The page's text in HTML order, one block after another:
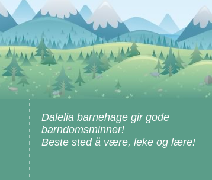
Dalelia barnehage gir gode
barndomsminner!
Beste sted å være, leke og lære!